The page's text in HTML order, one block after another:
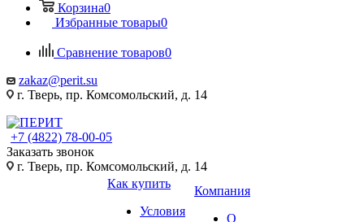
Корзина0
Избранные товары0
Сравнение товаров0
zakaz@perit.su
г. Тверь, пр. Комсомольский, д. 14
+7 (4822) 78-00-05
Заказать звонок
г. Тверь, пр. Комсомольский, д. 14
Как купить
Условия
Компания
О